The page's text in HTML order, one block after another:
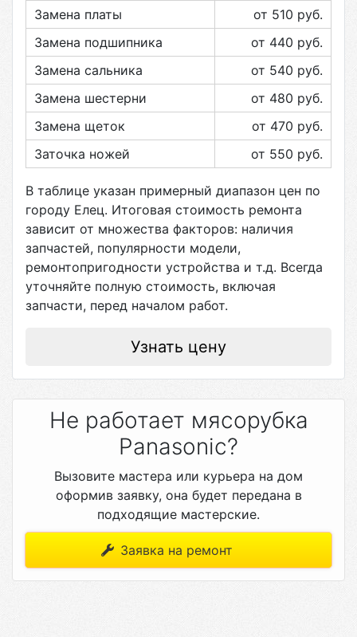
Замена платы
от 510 руб.
Замена подшипника
от 440 руб.
Замена сальника
от 540 руб.
Замена шестерни
от 480 руб.
Замена щеток
от 470 руб.
Заточка ножей
от 550 руб.
В таблице указан примерный диапазон цен по
городу Елец. Итоговая стоимость ремонта
зависит от множества факторов: наличия
запчастей, популярности модели,
ремонтопригодности устройства и т.д. Всегда
уточняйте полную стоимость, включая
запчасти, перед началом работ.
Узнать цену
Не работает мясорубка
Panasonic?
Вызовите мастера или курьера на дом
оформив заявку, она будет передана в
подходящие мастерские.
Заявка на ремонт